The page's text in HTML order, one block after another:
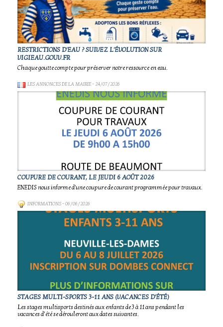
RESTRICTIONS D'EAU ? SUIVEZ L'ÉVOLUTION SUR
VIGIEAU.GOUV.FR
Chaque goutte compte pour préserver notre ressource en eau.
LES ANNONCES DE LA MAIRIE- 24/07/2026
COUPURE DE COURANT, LE JEUDI 6 AOÛT 2026
ENEDIS nous informe d'une coupure de courant programmée pour travaux.
INFORMATIONS- 06/06/2026
STAGES MULTI-SPORTS 3-11 ANS (VACANCES D'ÉTÉ)
Les stages multisports destinés aux enfants de 3 à 11 ans pendant les
vacances d’été se dérouleront aux dates suivantes.